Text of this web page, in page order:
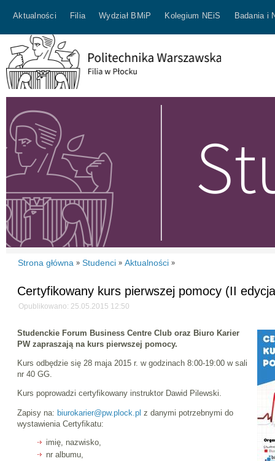
Aktualności Filia Wydział BMiP Kolegium NEiS Badania i
Strona główna » Studenci » Aktualności »
Certyfikowany kurs pierwszej pomocy (II
Opublikowano: 25.05.2015 12:50
Studenckie Forum Business Centre Club oraz Biuro Karier
PW zapraszają na kurs pierwszej pomocy.
Kurs odbędzie się 28 maja 2015 r. w godzinach 8:00-19:00 w sali
nr 40 GG.
Kurs poprowadzi certyfikowany instruktor Dawid Pilewski.
Zapisy na: biurokarier@pw.plock.pl z danymi potrzebnymi do
wystawienia Certyfikatu:
imię, nazwisko,
nr albumu,